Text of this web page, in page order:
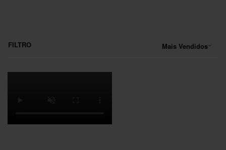
Mais Vendidos
FILTRO